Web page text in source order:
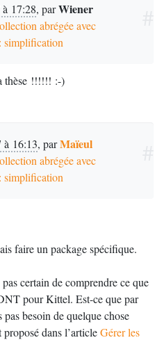
17:28, parWiener
abrégée avec
: simplification
thèse !!!!!! :-)
à 16:13, parMaïeul
abrégée avec
: simplification
faire un package spécifique.
certain de comprendre ce que
pour Kittel. Est-ce que par
pas besoin de quelque chose
dans l’articleGérer les